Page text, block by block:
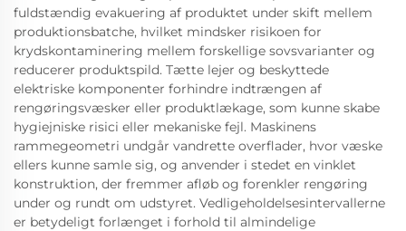
fuldstændig evakuering af produktet under skift mellem
produktionsbatche, hvilket mindsker risikoen for
krydskontaminering mellem forskellige sovsvarianter og
reducerer produktspild. Tætte lejer og beskyttede
elektriske komponenter forhindre indtrængen af
rengøringsvæsker eller produktlækage, som kunne skabe
hygiejniske risici eller mekaniske fejl. Maskinens
rammegeometri undgår vandrette overflader, hvor væske
ellers kunne samle sig, og anvender i stedet en vinklet
konstruktion, der fremmer afløb og forenkler rengøring
under og rundt om udstyret. Vedligeholdelsesintervallerne
er betydeligt forlænget i forhold til almindelige